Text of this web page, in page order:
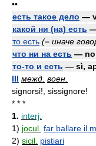
••
есть такое дело —
какой ни (на) есть
то есть (= иначе
что ни на есть —
то-то и есть — sì,
III межд. воен.
signorsi!, sissignore!
* * *
1. interj.
1) jocul. far ballare il
2) sicil. pistiari